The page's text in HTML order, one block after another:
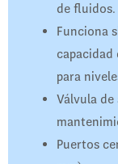
de fluidos.
Funciona
para
Válvula
Puertos